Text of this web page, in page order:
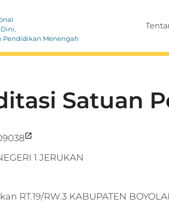
Pendidikan Menengah
Satuan
1 JERUKAN
RT.19/RW.3 KABUPATEN